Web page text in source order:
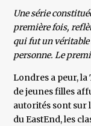
Une série
première fois,
qui fut un
personne. Le
Londres a peur,
de jeunes filles
autorités sont sur
du EastEnd, les